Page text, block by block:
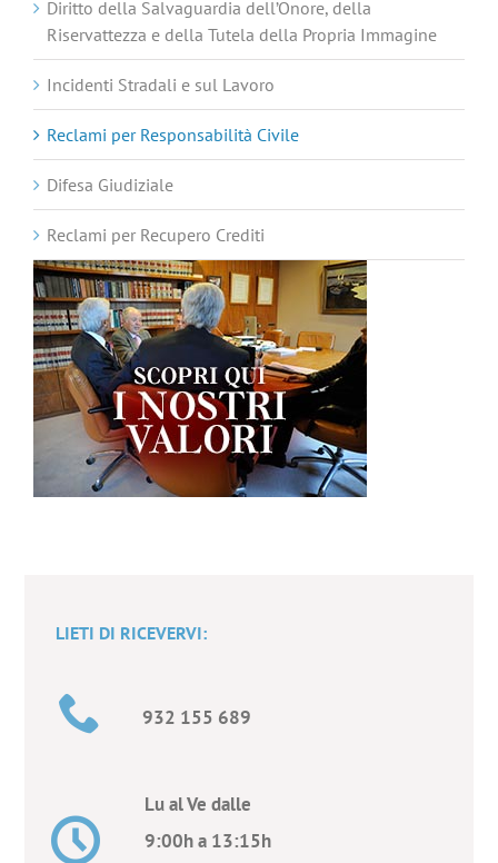
Diritto della Salvaguardia dell’Onore, della
Riservattezza e della Tutela della Propria Immagine
Incidenti Stradali e sul Lavoro
Reclami per Responsabilità Civile
Difesa Giudiziale
Reclami per Recupero Crediti
LIETI DI RICEVERVI:
932 155 689
Lu al Ve dalle
9:00h a 13:15h